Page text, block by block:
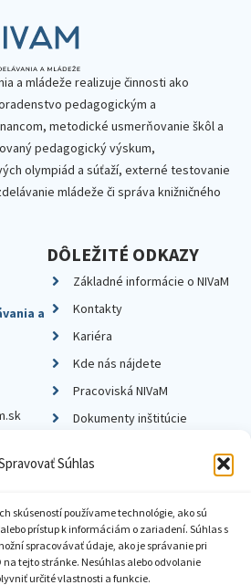
Súhlas
skúseností používame technológie, ako sú
prístup k informáciám o zariadení. Súhlas s
spracovávať údaje, ako je správanie pri
tejto stránke. Nesúhlas alebo odvolanie
určité vlastnosti a funkcie.
a mládeže realizuje činnosti ako
pedagogickým a
metodické usmerňovanie škôl a
pedagogický výskum,
olympiád a súťaží, externé testovanie
mládeže či správa knižničného
a
DÔLEŽITÉ ODKAZY
Základné informácie o NIVaM
Kontakty
Kariéra
Kde nás nájdete
Pracoviská NIVaM
Dokumenty inštitúcie
ochrany súkromia